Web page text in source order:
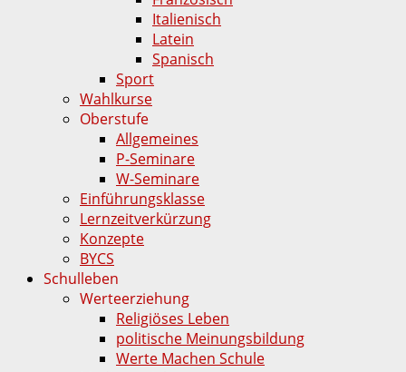
Italienisch
Latein
Spanisch
Sport
Wahlkurse
Oberstufe
Allgemeines
P-Seminare
W-Seminare
Einführungsklasse
Lernzeitverkürzung
Konzepte
BYCS
Schulleben
Werteerziehung
Religiöses Leben
politische Meinungsbildung
Werte Machen Schule